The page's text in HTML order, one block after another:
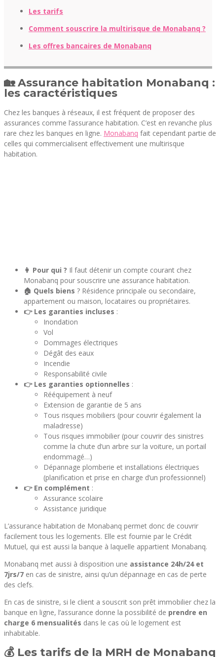
Les tarifs
Comment souscrire la multirisque de Monabanq ?
Les offres bancaires de Monabanq
🏡 Assurance habitation Monabanq :
les caractéristiques
Chez les banques à réseaux, il est fréquent de proposer des
assurances comme l’assurance habitation. C’est en revanche plus
rare chez les banques en ligne. Monabanq fait cependant partie de
celles qui commercialisent effectivement une multirisque
habitation.
👩 Pour qui ? Il faut détenir un compte courant chez
Monabanq pour souscrire une assurance habitation.
🏠 Quels biens ? Résidence principale ou secondaire,
appartement ou maison, locataires ou propriétaires.
👉 Les garanties incluses :
Inondation
Vol
Dommages électriques
Dégât des eaux
Incendie
Responsabilité civile
👉 Les garanties optionnelles :
Rééquipement à neuf
Extension de garantie de 5 ans
Tous risques mobiliers (pour couvrir également la
maladresse)
Tous risques immobilier (pour couvrir des sinistres
comme la chute d’un arbre sur la voiture, un portail
endommagé…)
Dépannage plomberie et installations électriques
(planification et prise en charge d’un professionnel)
👉 En complément :
Assurance scolaire
Assistance juridique
L’assurance habitation de Monabanq permet donc de couvrir
facilement tous les logements. Elle est fournie par le Crédit
Mutuel, qui est aussi la banque à laquelle appartient Monabanq.
Monabanq met aussi à disposition une assistance 24h/24 et
7jrs/7 en cas de sinistre, ainsi qu’un dépannage en cas de perte
des clefs.
En cas de sinistre, si le client a souscrit son prêt immobilier chez la
banque en ligne, l’assurance donne la possibilité de prendre en
charge 6 mensualités dans le cas où le logement est
inhabitable.
💰 Les tarifs de la MRH de Monabanq